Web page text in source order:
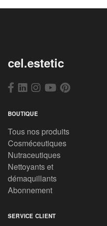
cel.estetic
BOUTIQUE
Tous nos produits
Cosméceutiques
Nutraceutiques
Nettoyants et
démaquillants
Abonnement
SERVICE CLIENT